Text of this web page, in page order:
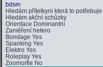
bdsm
Hledám přítelkyni která to
Hledám akční schůzky
Orientace Dominantní
Zaměření hetero
Bondage Yes
Spanking Yes
Elektro Yes
Roleplay Yes
Zoomorfie No